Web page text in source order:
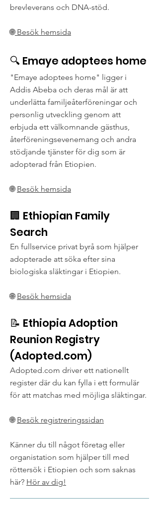
brevleverans och DNA-stöd. ​
🌐Besök hemsida
🔍 Emaye adoptees home
"Emaye adoptees home" ligger i
Addis Abeba och deras mål är att
underlätta familjeåterföreningar och
personlig utveckling genom att
erbjuda ett välkomnande gästhus,
återföreningsevenemang och andra
stödjande tjänster för dig som är
adopterad från Etiopien.
🌐 Besök hemsida
🏢 Ethiopian Family
Search
En fullservice privat byrå som hjälper
adopterade att söka efter sina
biologiska släktingar i Etiopien.
🌐 Besök hemsida
📝 Ethiopia Adoption
Reunion Registry
(Adopted.com)
Adopted.com driver ett nationellt
register där du kan fylla i ett formulär
för att matchas med möjliga släktingar.
🌐 Besök registreringssidan
Känner du till något företag eller
organistation som hjälper till med
röttersök i Etiopien och som saknas
här? Hör av dig!